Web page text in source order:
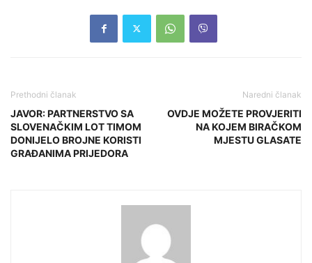
Prethodni članak
JAVOR: PARTNERSTVO SA
SLOVENAČKIM LOT TIMOM
DONIJELO BROJNE KORISTI
GRAĐANIMA PRIJEDORA
Naredni članak
OVDJE MOŽETE PROVJERITI
NA KOJEM BIRAČKOM
MJESTU GLASATE